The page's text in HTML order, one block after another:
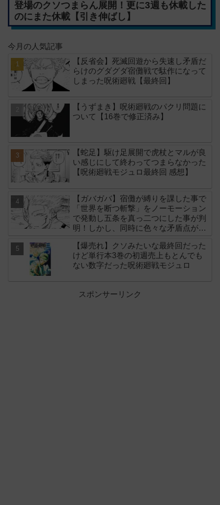
登場のクソつまらん展開！更に3週も休載した
のにまた休載【引き伸ばし】
今月の人気記事
【反省会】死滅回遊から失速し矛盾だ
らけのグダグダ宿儺戦で駄作になって
しまった呪術廻戦【最終回】
【うずまき】呪術廻戦のパクリ問題に
ついて【16巻で修正済み】
【蛇足】駆け足展開で虎杖とマルが良
い感じにして終わってつまらなかった
【呪術廻戦モジュロ最終回 感想】
【ガバガバ】宿儺が縛りを課した事で
「世界を断つ斬撃」をノーモーション
で発動し五条を真っ二つにした事が判
明！しかし、同時に色々な矛盾点が生
【爆売れ】クソみたいな最終回だった
けど単行本3巻の初週売上もとんでも
ない数字だった呪術廻戦モジュロ
スポンサーリンク